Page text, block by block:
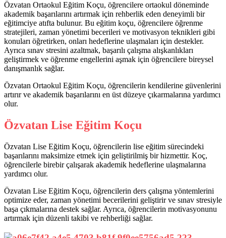
Özvatan Ortaokul Eğitim Koçu, öğrencilere ortaokul döneminde
akademik başarılarını artırmak için rehberlik eden deneyimli bir
eğitimciye atıfta bulunur. Bu eğitim koçu, öğrencilere öğrenme
stratejileri, zaman yönetimi becerileri ve motivasyon teknikleri gibi
konuları öğretirken, onları hedeflerine ulaşmaları için destekler.
Ayrıca sınav stresini azaltmak, başarılı çalışma alışkanlıkları
geliştirmek ve öğrenme engellerini aşmak için öğrencilere bireysel
danışmanlık sağlar.
Özvatan Ortaokul Eğitim Koçu, öğrencilerin kendilerine güvenlerini
artırır ve akademik başarılarını en üst düzeye çıkarmalarına yardımcı
olur.
Özvatan Lise Eğitim Koçu
Özvatan Lise Eğitim Koçu, öğrencilerin lise eğitim sürecindeki
başarılarını maksimize etmek için geliştirilmiş bir hizmettir. Koç,
öğrencilerle birebir çalışarak akademik hedeflerine ulaşmalarına
yardımcı olur.
Özvatan Lise Eğitim Koçu, öğrencilerin ders çalışma yöntemlerini
optimize eder, zaman yönetimi becerilerini geliştirir ve sınav stresiyle
başa çıkmalarına destek sağlar. Ayrıca, öğrencilerin motivasyonunu
artırmak için düzenli takibi ve rehberliği sağlar.